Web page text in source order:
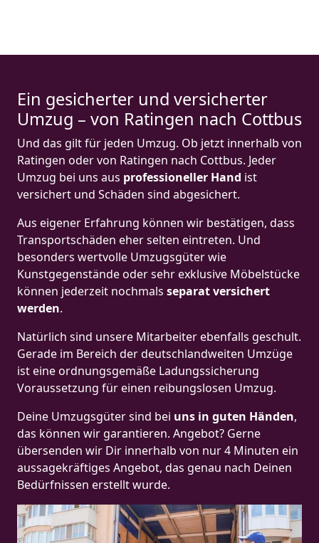
Ein gesicherter und versicherter
Umzug – von Ratingen nach Cottbus
Und das gilt für jeden Umzug. Ob jetzt innerhalb von
Ratingen oder von Ratingen nach Cottbus. Jeder
Umzug bei uns aus professioneller Hand ist
versichert und Schäden sind abgesichert.
Aus eigener Erfahrung können wir bestätigen, dass
Transportschäden eher selten eintreten. Und
besonders wertvolle Umzugsgüter wie
Kunstgegenstände oder sehr exklusive Möbelstücke
können jederzeit nochmals separat versichert
werden.
Natürlich sind unsere Mitarbeiter ebenfalls geschult.
Gerade im Bereich der deutschlandweiten Umzüge
ist eine ordnungsgemäße Ladungssicherung
Voraussetzung für einen reibungslosen Umzug.
Deine Umzugsgüter sind bei uns in guten Händen,
das können wir garantieren. Angebot? Gerne
übersenden wir Dir innerhalb von nur 4 Minuten ein
aussagekräftiges Angebot, das genau nach Deinen
Bedürfnissen erstellt wurde.